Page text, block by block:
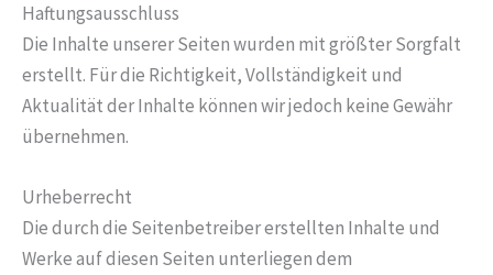
Haftungsausschluss
Die Inhalte unserer Seiten wurden mit größter Sorgfalt
erstellt. Für die Richtigkeit, Vollständigkeit und
Aktualität der Inhalte können wir jedoch keine Gewähr
übernehmen.
Urheberrecht
Die durch die Seitenbetreiber erstellten Inhalte und
Werke auf diesen Seiten unterliegen dem